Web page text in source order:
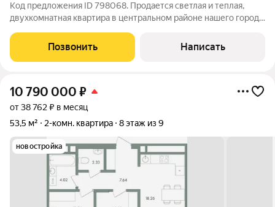
Код предложения ID 798068. Продается светлая и теплая,
двухкомнатная квартира в центральном районе нашего города.
квартире остается практически вся мебель и бытовая техника.
Порядочные, спокойные
Позвонить Написать
10 790 000 ₽
от 38 762 ₽ в месяц
53,5 м²
2-комн. квартира 8 этаж из 9
новостройка